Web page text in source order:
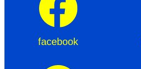
facebook